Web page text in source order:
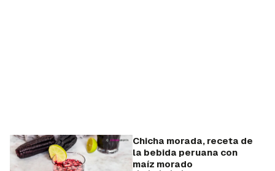
Chicha morada, receta de
la bebida peruana con
maíz morado